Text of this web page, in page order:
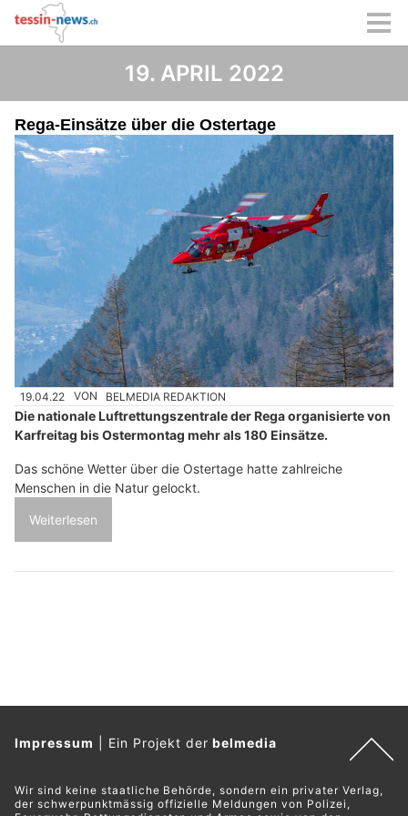
19. APRIL 2022
Rega-Einsätze über die Ostertage
19.04.22 VON BELMEDIA REDAKTION
Die nationale Luftrettungszentrale der Rega organisierte von
Karfreitag bis Ostermontag mehr als 180 Einsätze.
Das schöne Wetter über die Ostertage hatte zahlreiche
Menschen in die Natur gelockt.
Weiterlesen
Impressum Ein Projekt derbelmedia
Wir sind keine staatliche Behörde, sondern ein privater Verlag,
der schwerpunktmässig offizielle Meldungen von Polizei,